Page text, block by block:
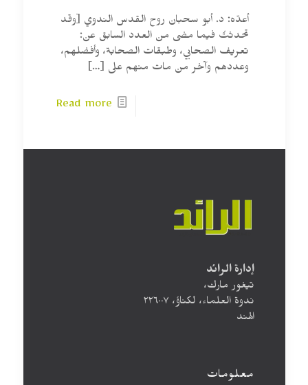
أعدّه: د. أبو سحبان روح القدس الندوي [وقد
تحدثتُ فيما مضى من العدد السابق عن:
تعريف الصحابي، وطبقات الصحابة، وأفضلهم،
وعددهم وآخر من مات منهم على […]
Read more
إدارة الرائد
تيغور مارك،
ندوة العلماء، لكناؤ، ۲۲٦۰۰۷
الهند
معلومات